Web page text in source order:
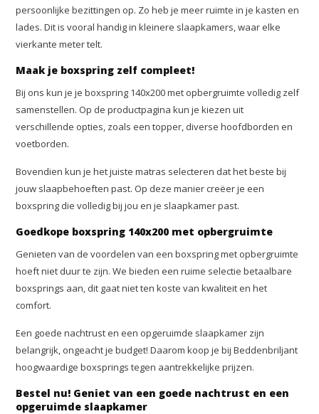
persoonlijke bezittingen op. Zo heb je meer ruimte in je kasten en
lades. Dit is vooral handig in kleinere slaapkamers, waar elke
vierkante meter telt.
Maak je boxspring zelf compleet!
Bij ons kun je je boxspring 140x200 met opbergruimte volledig zelf
samenstellen. Op de productpagina kun je kiezen uit
verschillende opties, zoals een topper, diverse hoofdborden en
voetborden.
Bovendien kun je het juiste matras selecteren dat het beste bij
jouw slaapbehoeften past. Op deze manier creëer je een
boxspring die volledig bij jou en je slaapkamer past.
Goedkope boxspring 140x200 met opbergruimte
Genieten van de voordelen van een boxspring met opbergruimte
hoeft niet duur te zijn. We bieden een ruime selectie betaalbare
boxsprings aan, dit gaat niet ten koste van kwaliteit en het
comfort.
Een goede nachtrust en een opgeruimde slaapkamer zijn
belangrijk, ongeacht je budget! Daarom koop je bij Beddenbriljant
hoogwaardige boxsprings tegen aantrekkelijke prijzen.
Bestel nu! Geniet van een goede nachtrust en een
opgeruimde slaapkamer